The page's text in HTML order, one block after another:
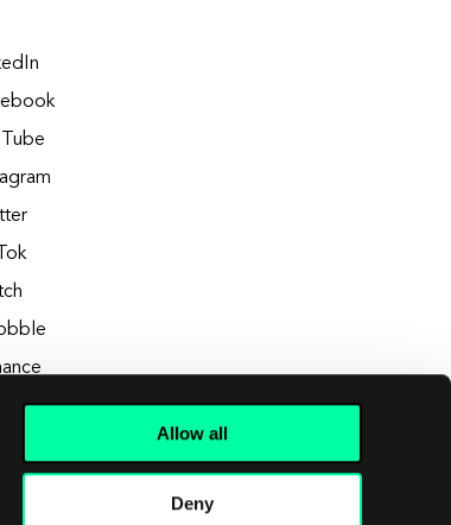
Allow all
Deny